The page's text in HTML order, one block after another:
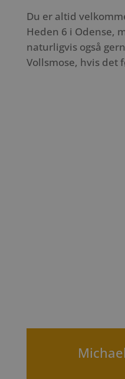
Du er altid
Heden 6 i Odense,
naturligvis også
Vollsmose, hvis det